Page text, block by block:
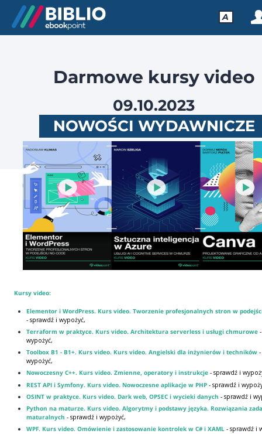
A
Darmowe kursy video
09.10.2023
NOWOŚCI WYDAWNICZE
Kursy video:
Elementor i WordPress. Kurs video. Tworzenie profesjonalnych stron w
- sprawdź i wypożyć,
Terraform w praktyce. Kurs video. Architektura serverless i usługi chmurowe
wypożyć,
Toolbox B1 - B1+. Kurs video. Kurs video. Angielski dla inżynierów i techników
wypożyć,
Nowoczesny C++. Kurs video. Zmienne, operatory i instrukcje - sprawdź i
REST API i Symfony. Kurs video. Nowoczesne aplikacje w PHP - sprawdź i
OSINT w praktyce. Kurs video. Dark web, OPSEC i wycieki danych - sprawdź i
Python na maturze. Kurs video. Algorytmy i podstawy języka. Rozwiązania
maturalnych - sprawdź i wypożyć,
WPF. Kurs video. Omówienie i zastosowanie kontrolek w C# i XAML - sprawdź i